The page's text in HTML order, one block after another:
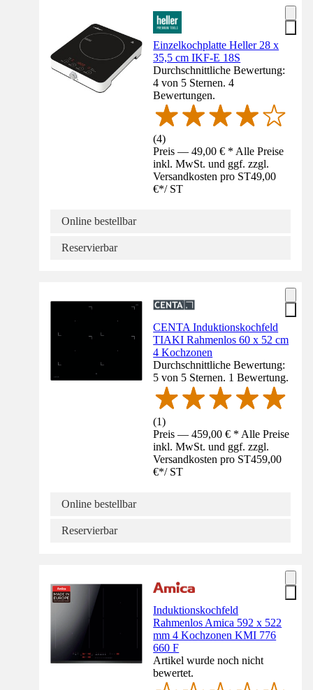
Einzelkochplatte Heller 28 x
35,5 cm IKF-E 18S
Durchschnittliche Bewertung:
4 von 5 Sternen. 4
Bewertungen.
(4)
Preis — 49,00 € * Alle Preise
inkl. MwSt. und ggf. zzgl.
Versandkosten pro ST49,00
€*/ ST
Online bestellbar
Reservierbar
CENTA Induktionskochfeld
TIAKI Rahmenlos 60 x 52 cm
4 Kochzonen
Durchschnittliche Bewertung:
5 von 5 Sternen. 1 Bewertung.
(1)
Preis — 459,00 € * Alle Preise
inkl. MwSt. und ggf. zzgl.
Versandkosten pro ST459,00
€*/ ST
Online bestellbar
Reservierbar
Induktionskochfeld
Rahmenlos Amica 592 x 522
mm 4 Kochzonen KMI 776
660 F
Artikel wurde noch nicht
bewertet.